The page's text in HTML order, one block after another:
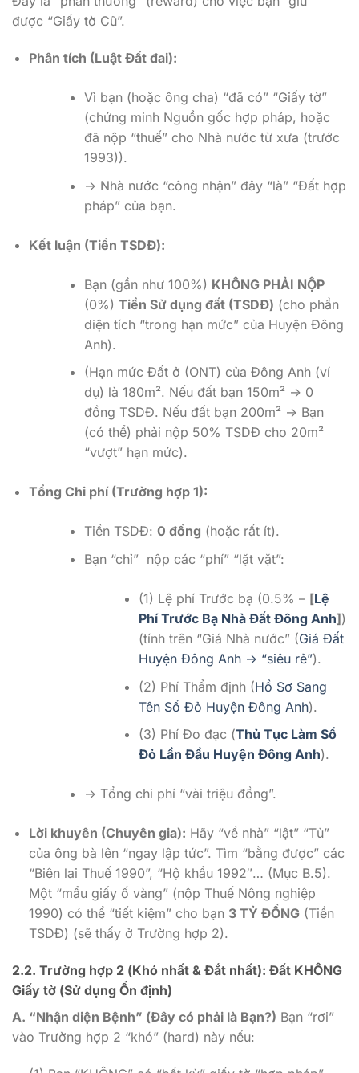
được “Giấy tờ Cũ”.
Phân tích (Luật Đất đai):
Vì bạn (hoặc ông cha) “đã có” “Giấy tờ”
(chứng minh Nguồn gốc hợp pháp, hoặc
đã nộp “thuế” cho Nhà nước từ xưa (trước
1993)).
-> Nhà nước “công nhận” đây “là” “Đất hợp
pháp” của bạn.
Kết luận (Tiền TSDĐ):
Bạn (gần như 100%) KHÔNG PHẢI NỘP
(0%) Tiền Sử dụng đất (TSDĐ) (cho phần
diện tích “trong hạn mức” của Huyện Đông
Anh).
(Hạn mức Đất ở (ONT) của Đông Anh (ví
dụ) là 180m². Nếu đất bạn 150m² -> 0
đồng TSDĐ. Nếu đất bạn 200m² -> Bạn
(có thể) phải nộp 50% TSDĐ cho 20m²
“vượt” hạn mức).
Tổng Chi phí (Trường hợp 1):
Tiền TSDĐ: 0 đồng (hoặc rất ít).
Bạn “chỉ” nộp các “phí” “lặt vặt”:
(1) Lệ phí Trước bạ (0.5% – [Lệ
Phí Trước Bạ Nhà Đất Đông Anh])
(tính trên “Giá Nhà nước” (Giá Đất
Huyện Đông Anh -> “siêu rẻ”).
(2) Phí Thẩm định (Hồ Sơ Sang
Tên Sổ Đỏ Huyện Đông Anh).
(3) Phí Đo đạc (Thủ Tục Làm Sổ
Đỏ Lần Đầu Huyện Đông Anh).
-> Tổng chi phí “vài triệu đồng”.
Lời khuyên (Chuyên gia): Hãy “về nhà” “lật” “Tủ”
của ông bà lên “ngay lập tức”. Tìm “bằng được” các
“Biên lai Thuế 1990”, “Hộ khẩu 1992″… (Mục B.5).
Một “mẩu giấy ố vàng” (nộp Thuế Nông nghiệp
1990) có thể “tiết kiệm” cho bạn 3 TỶ ĐỒNG(Tiền
TSDĐ) (sẽ thấy ở Trường hợp 2).
2.2. Trường hợp 2 (Khó nhất & Đắt nhất): Đất KHÔNG
Giấy tờ (Sử dụng Ổn định)
A. “Nhận diện Bệnh” (Đây có phải là Bạn?) Bạn “rơi”
vào Trường hợp 2 “khó” (hard) này nếu: